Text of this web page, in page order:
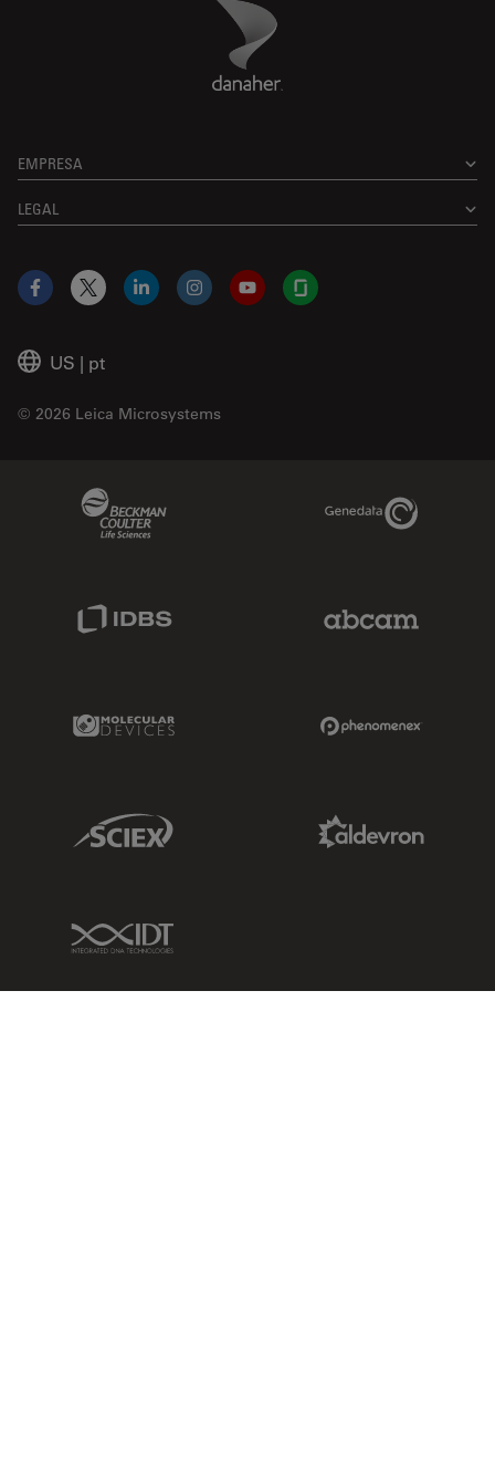
Danaher Logo
EMPRESA
LEGAL
US | pt
© 2026 Leica Microsystems
Facebook
X LinkedInInstagramYouTubeGlassdoor
Genedata Link
Molecular Devices Link
Sciex Link
IDT Link